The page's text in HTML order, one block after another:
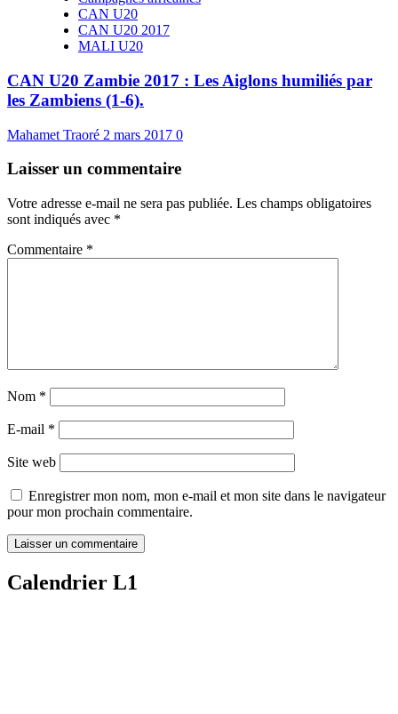
CAN U20
CAN U20 2017
MALI U20
CAN U20 Zambie 2017 : Les Aiglons humiliés par
les Zambiens (1-6).
Mahamet Traoré 2 mars 2017 0
Laisser un commentaire
Votre adresse e-mail ne sera pas publiée. Les champs obligatoires
sont indiqués avec *
Commentaire *
Nom *
E-mail *
Site web
Enregistrer mon nom, mon e-mail et mon site dans le navigateur
pour mon prochain commentaire.
Calendrier L1